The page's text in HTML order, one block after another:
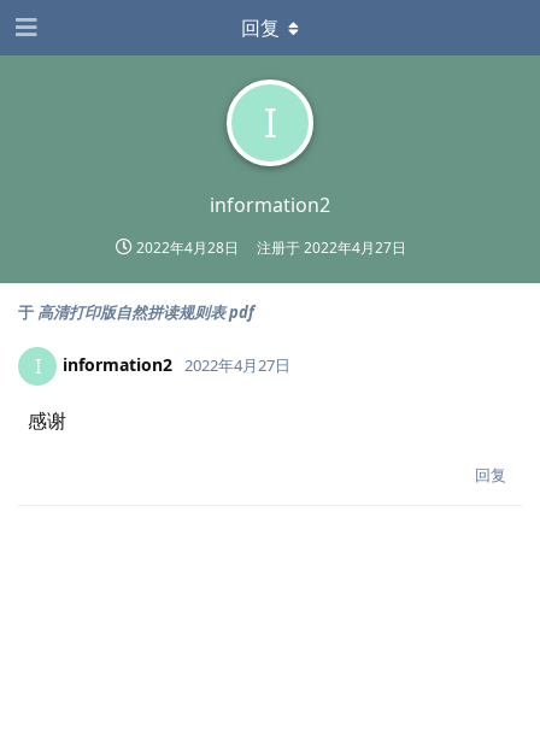
I
information2
2022年4月28日 注册于2022年4月27日
回复
于 高清打印版自然拼读规则表 pdf
I information2 2022年4月27日
感谢
回复